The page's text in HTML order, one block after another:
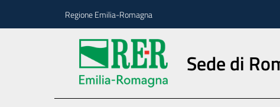
Regione Emilia-Romagna
Sede di